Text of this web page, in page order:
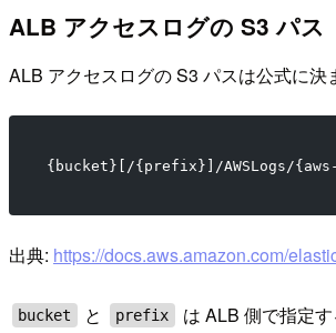
ALB アクセスログの S3 パス
ALB アクセスログの S3 パスは公式に決
{bucket}[/{prefix}]/AWSLogs/
出典: https://docs.aws.amazon.com/
bucket と prefix は ALB 側で指定す